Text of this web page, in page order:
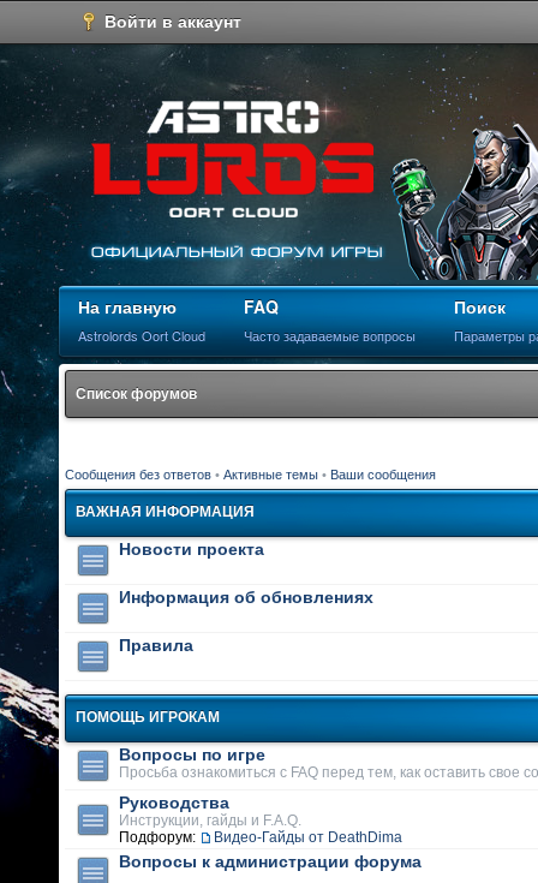
Войти в аккаунт
На главную
Astrolords Oort Cloud
FAQ
Часто задаваемые вопросы
Поиск
Параметры
Список форумов
Сообщения без ответов • Активные темы • Ваши сообщения
ВАЖНАЯ ИНФОРМАЦИЯ
Новости проекта
Информация об обновлениях
Правила
ПОМОЩЬ ИГРОКАМ
Вопросы по игре
Просьба ознакомиться с FAQ перед тем, как оставить свое
Руководства
Инструкции, гайды и F.A.Q.
Подфорум:
Видео-Гайды от DeathDima
Вопросы к администрации форума